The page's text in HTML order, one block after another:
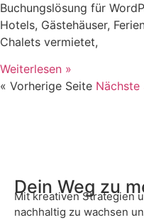
Buchungslösung für
Hotels, Gästehäuser,
Chalets vermietet,
Weiterlesen »
« Vorherige Seite Nächste
Dein Weg zu
Mit kreativen Strategien
nachhaltig zu wachsen